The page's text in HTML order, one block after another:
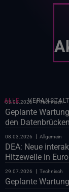
ALLE
05.08.2026 Technisch
Geplante
den
08.03.2026 Allgemein
DEA: Neue
Hitzewelle in
29.07.2026 Technisch
Geplante